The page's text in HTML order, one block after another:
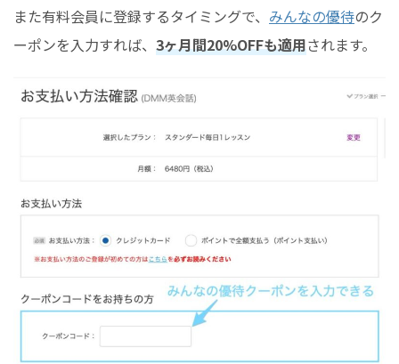
また有料会員に登録するタイミングで、 みんなの優待のク
ーポンを入力すれば、 3ヶ月間20%OFFも適用されます。